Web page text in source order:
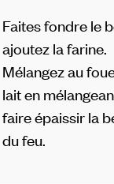
Faites fondre le
ajoutez la farine.
Mélangez au
lait en
faire épaissir la
du feu.